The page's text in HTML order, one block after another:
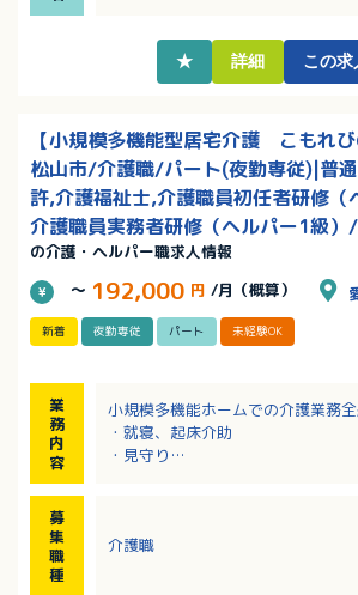
収アップを目指せます！
★ 詳細 この求
【小規模多機能型居宅介護 こもれび
松山市/介護職/パート(夜勤専従)|普
許,介護福祉士,介護職員初任者研修（
介護職員実務者研修（ヘルパー1級）
の介護・ヘルパー職求人情報
～ 192,000 円 /月（概算）
新着 夜勤専従 パート 未経験OK
業
務
内
容
小規模多機能ホームでの介護業務
・就寝、起床介助
・見守り
調理や清掃・洗濯などを介護職員
募
集
職
種
介護職